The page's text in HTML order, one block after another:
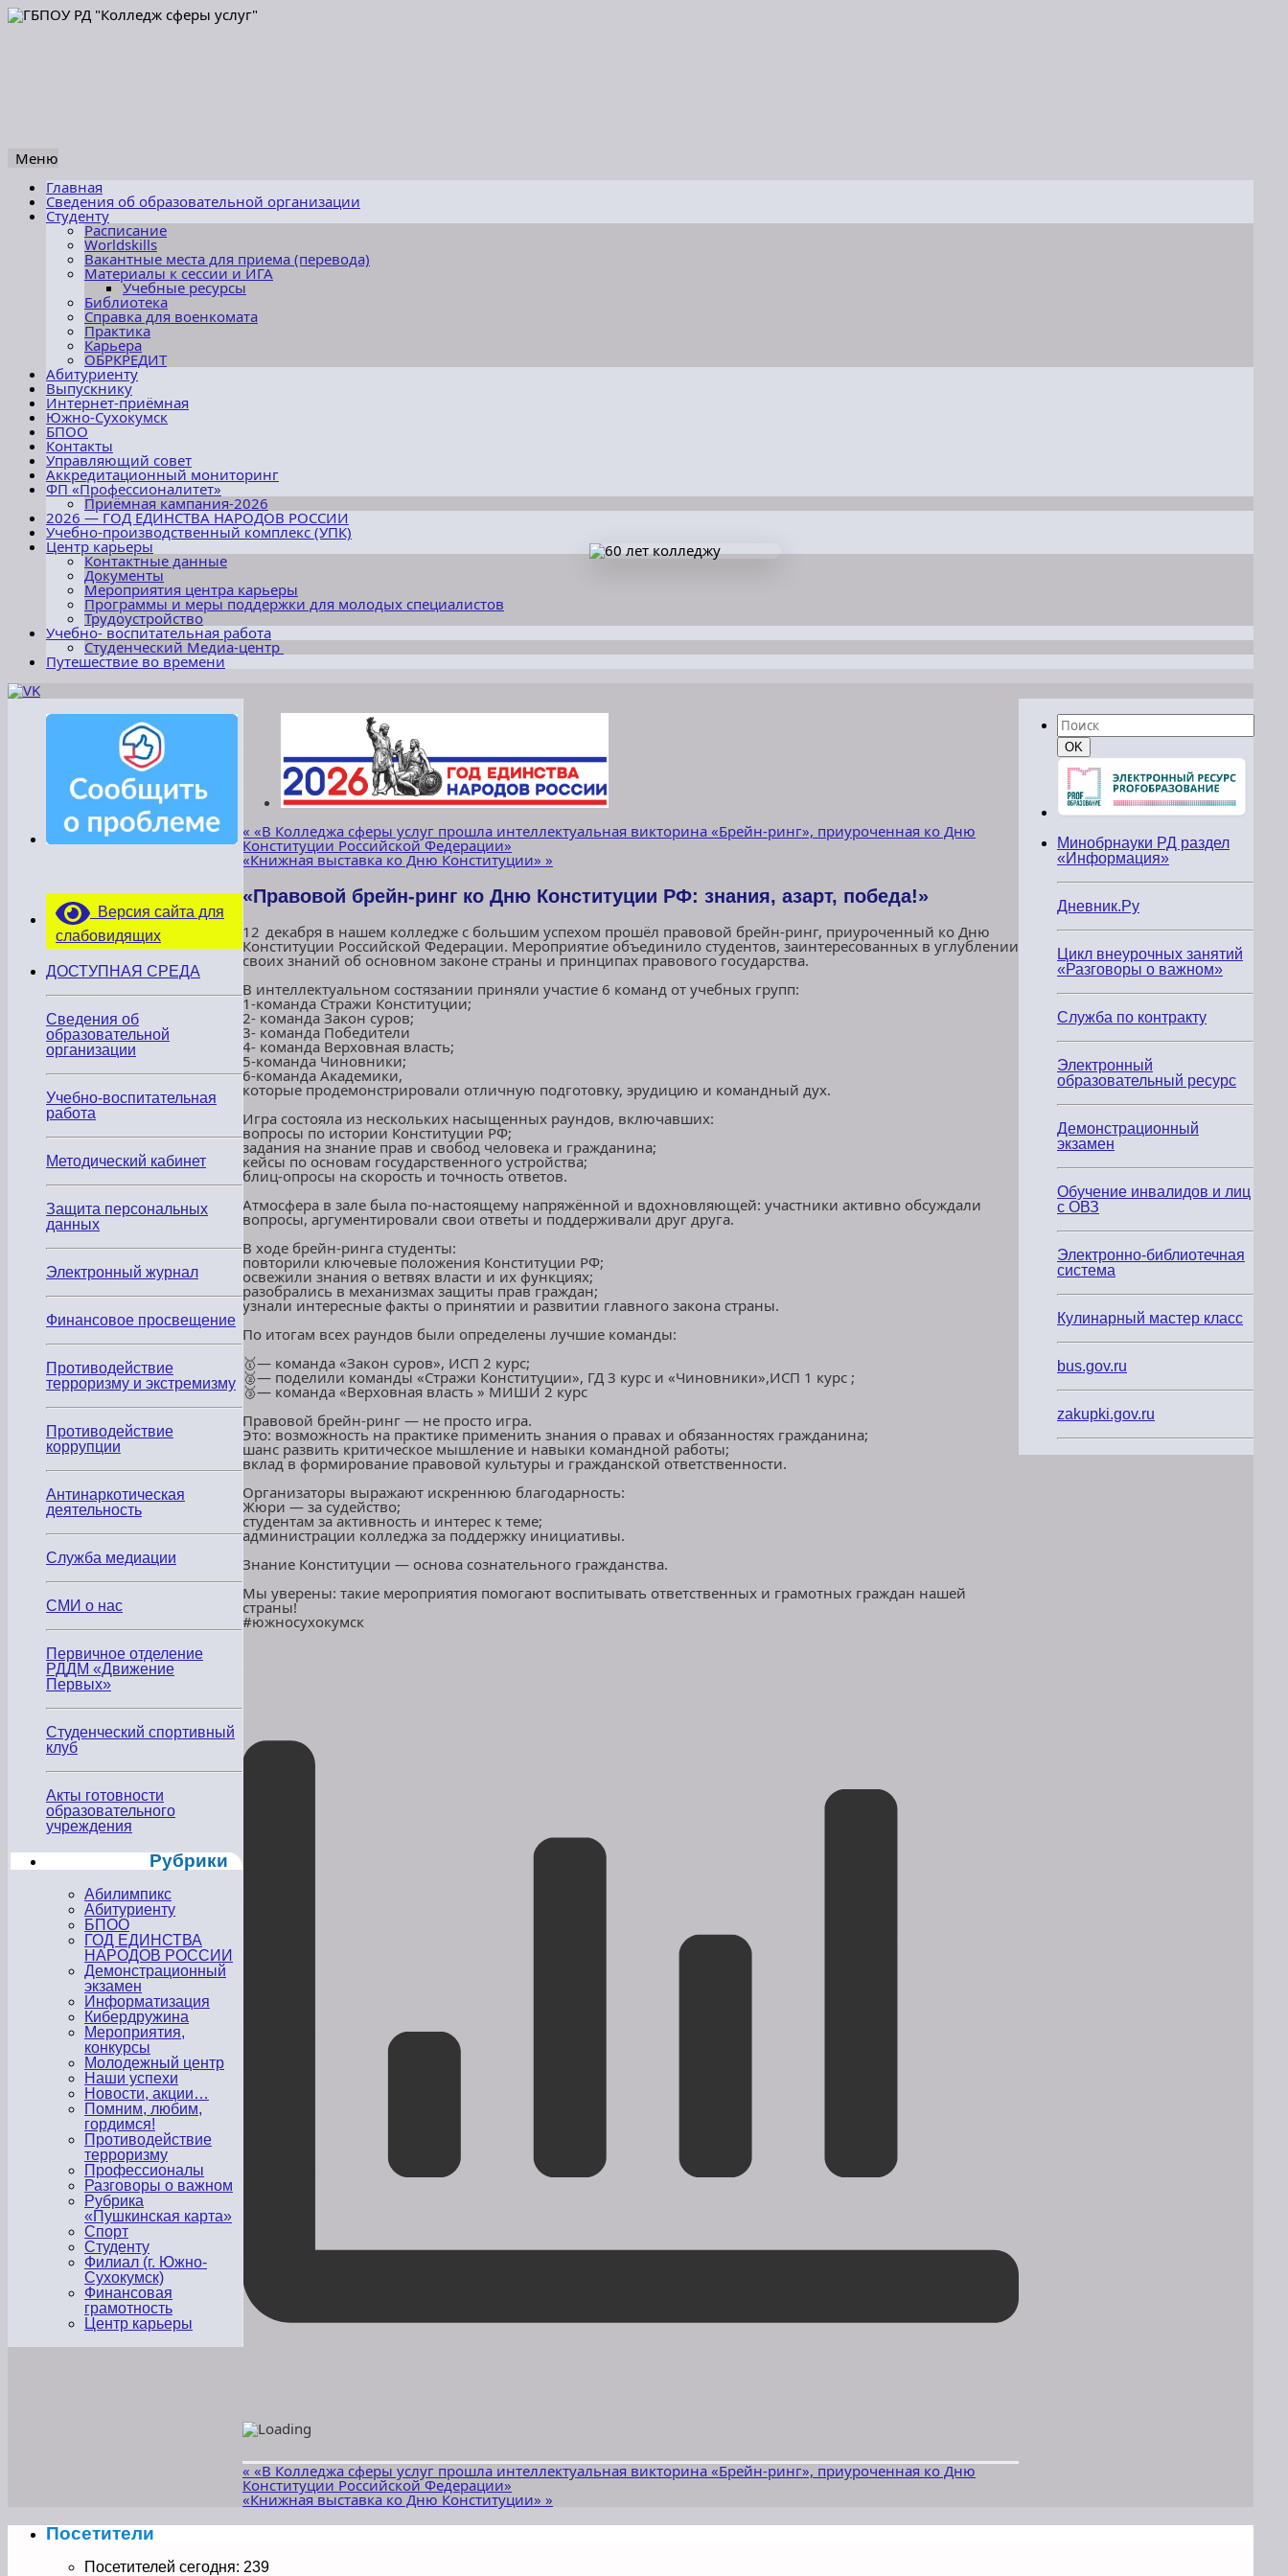
Меню
Перейти
содержимому
Главная
Сведения об образовательной организации
Студенту
Расписание
Worldskills
Вакантные места для приема (перевода)
Материалы к сессии и ИГА
Учебные ресурсы
Библиотека
Справка для военкомата
Практика
Карьера
ОБРКРЕДИТ
Абитуриенту
Выпускнику
Интернет-приёмная
Южно-Сухокумск
БПОО
Контакты
Управляющий совет
Аккредитационный мониторинг
ФП «Профессионалитет»
Приёмная кампания-2026
2026 — ГОД ЕДИНСТВА НАРОДОВ РОССИИ
Учебно-производственный комплекс (УПК)
Центр карьеры
Контактные данные
Документы
Мероприятия центра карьеры
Программы и меры поддержки для молодых специалистов
Трудоустройство
Учебно- воспитательная работа
Студенческий Медиа-центр
Путешествие во времени
« «В Колледжа сферы услуг прошла интеллектуальная викторина «Брейн-ринг», приуроченная ко Дню
Конституции Российской Федерации»
«Книжная выставка ко Дню Конституции» »
«Правовой брейн‑ринг ко Дню Конституции РФ: знания, азарт, победа!»
12 декабря в нашем колледже с большим успехом прошёл правовой брейн‑ринг, приуроченный ко Дню
Конституции Российской Федерации. Мероприятие объединило студентов, заинтересованных в углублении
своих знаний об основном законе страны и принципах правового государства.
В интеллектуальном состязании приняли участие 6 команд от учебных групп:
1-команда Стражи Конституции;
2- команда Закон суров;
3- команда Победители
4- команда Верховная власть;
5-команда Чиновники;
6-команда Академики,
которые продемонстрировали отличную подготовку, эрудицию и командный дух.
Игра состояла из нескольких насыщенных раундов, включавших:
вопросы по истории Конституции РФ;
задания на знание прав и свобод человека и гражданина;
кейсы по основам государственного устройства;
блиц‑опросы на скорость и точность ответов.
Атмосфера в зале была по‑настоящему напряжённой и вдохновляющей: участники активно обсуждали
вопросы, аргументировали свои ответы и поддерживали друг друга.
В ходе брейн‑ринга студенты:
повторили ключевые положения Конституции РФ;
освежили знания о ветвях власти и их функциях;
разобрались в механизмах защиты прав граждан;
узнали интересные факты о принятии и развитии главного закона страны.
По итогам всех раундов были определены лучшие команды:
🥇— команда «Закон суров», ИСП 2 курс;
🥈— поделили команды «Стражи Конституции», ГД 3 курс и «Чиновники»,ИСП 1 курс ;
🥉— команда «Верховная власть » МИШИ 2 курс
Правовой брейн‑ринг — не просто игра.
Это: возможность на практике применить знания о правах и обязанностях гражданина;
шанс развить критическое мышление и навыки командной работы;
вклад в формирование правовой культуры и гражданской ответственности.
Организаторы выражают искреннюю благодарность:
Жюри — за судейство;
студентам за активность и интерес к теме;
администрации колледжа за поддержку инициативы.
Знание Конституции — основа сознательного гражданства.
Мы уверены: такие мероприятия помогают воспитывать ответственных и грамотных граждан нашей
страны!
#южносухокумск
« «В Колледжа сферы услуг прошла интеллектуальная викторина «Брейн-ринг», приуроченная ко Дню
Конституции Российской Федерации»
«Книжная выставка ко Дню Конституции» »
Версия сайта для
слабовидящих
ДОСТУПНАЯ СРЕДА
Сведения об
образовательной
организации
Учебно-воспитательная
работа
Методический кабинет
Защита персональных
данных
Электронный журнал
Финансовое просвещение
Противодействие
терроризму и экстремизму
Противодействие
коррупции
Антинаркотическая
деятельность
Служба медиации
СМИ о нас
Первичное отделение
РДДМ «Движение
Первых»
Студенческий спортивный
клуб
Акты готовности
образовательного
учреждения
Рубрики
Абилимпикс
Абитуриенту
БПОО
ГОД ЕДИНСТВА
НАРОДОВ РОССИИ
Демонстрационный
экзамен
Информатизация
Кибердружина
Мероприятия,
конкурсы
Молодежный центр
Наши успехи
Новости, акции…
Помним, любим,
гордимся!
Противодействие
терроризму
Профессионалы
Разговоры о важном
Рубрика
«Пушкинская карта»
Спорт
Студенту
Филиал (г. Южно-
Сухокумск)
Финансовая
грамотность
Центр карьеры
Найти:
Поиск
OK
Минобрнауки РД раздел
«Информация»
Дневник.Ру
Цикл внеурочных занятий
«Разговоры о важном»
Служба по контракту
Электронный
образовательный ресурс
Демонстрационный
экзамен
Обучение инвалидов и лиц
с ОВЗ
Электронно-библиотечная
система
Кулинарный мастер класс
bus.gov.ru
zakupki.gov.ru
Посетители
Посетителей сегодня: 239